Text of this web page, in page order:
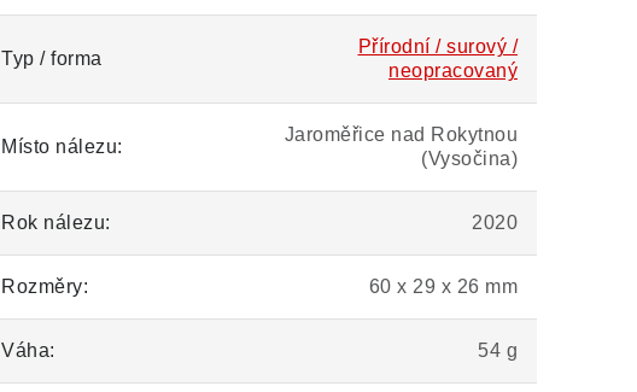
Typ / forma
Přírodní / surový /
neopracovaný
Místo nálezu:
Jaroměřice nad Rokytnou
(Vysočina)
Rok nálezu: 2020
Rozměry: 60 x 29 x 26 mm
Váha: 54 g